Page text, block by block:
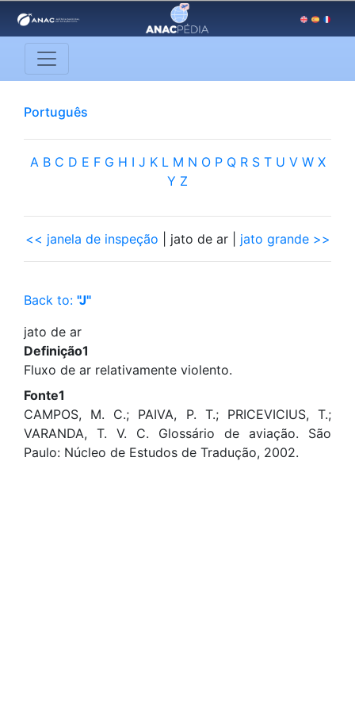
Português
A B C D E F G H I J K L M N O P Q R S T U V W X
Y Z
<< janela de inspeção | jato de ar | jato grande >>
Back to: "J"
jato de ar
Definição1
Fluxo de ar relativamente violento.
Fonte1
CAMPOS, M. C.; PAIVA, P. T.; PRICEVICIUS, T.;
VARANDA, T. V. C. Glossário de aviação. São
Paulo: Núcleo de Estudos de Tradução, 2002.